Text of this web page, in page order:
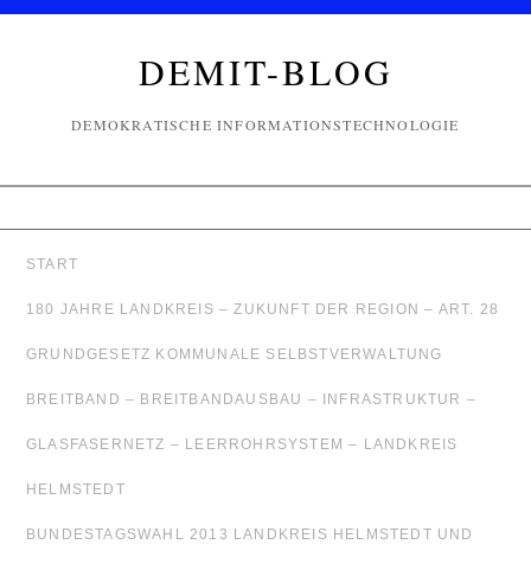
DEMIT-BLOG
DEMOKRATISCHE INFORMATIONSTECHNOLOGIE
START
180 JAHRE LANDKREIS – ZUKUNFT DER REGION – ART. 28
GRUNDGESETZ KOMMUNALE SELBSTVERWALTUNG
BREITBAND – BREITBANDAUSBAU – INFRASTRUKTUR –
GLASFASERNETZ – LEERROHRSYSTEM – LANDKREIS
HELMSTEDT
BUNDESTAGSWAHL 2013 LANDKREIS HELMSTEDT UND